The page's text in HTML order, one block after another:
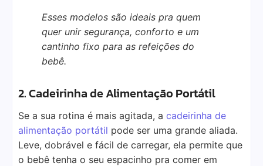
Esses modelos são ideais pra quem
quer unir segurança, conforto e um
cantinho fixo para as refeições do
bebê.
2. Cadeirinha de Alimentação Portátil
Se a sua rotina é mais agitada, a cadeirinha de
alimentação portátil pode ser uma grande aliada.
Leve, dobrável e fácil de carregar, ela permite que
o bebê tenha o seu espacinho pra comer em